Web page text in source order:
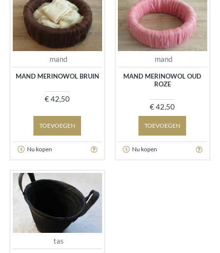
mand
MAND MERINOWOL BRUIN
€ 42,50
TOEVOEGEN
Nu kopen
mand
MAND MERINOWOL OUD
ROZE
€ 42,50
TOEVOEGEN
Nu kopen
tas